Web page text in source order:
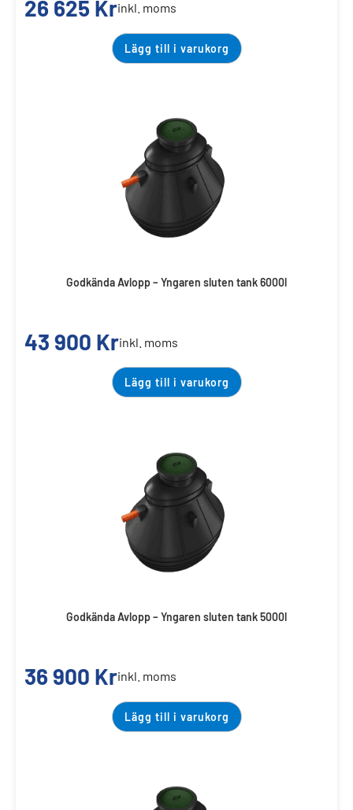
26 625 Krinkl. moms
Lägg till i varukorg
Godkända Avlopp – Yngaren sluten tank 6000l
43 900 Krinkl. moms
Lägg till i varukorg
Godkända Avlopp – Yngaren sluten tank 5000l
36 900 Krinkl. moms
Lägg till i varukorg